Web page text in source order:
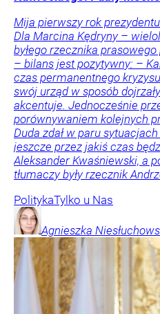
Mija pierwszy rok
Dla Marcina Kędryny –
byłego rzecznika
– bilans jest pozytywny: –
czas permanentnego
swój urząd w sposób
akcentuje. Jednocześnie
porównywaniem kolejnych
Duda zdał w paru
jeszcze przez jakiś czas
Aleksander Kwaśniewski, a
tłumaczy były rzecznik
PolitykaTylko u Nas
Agnieszka